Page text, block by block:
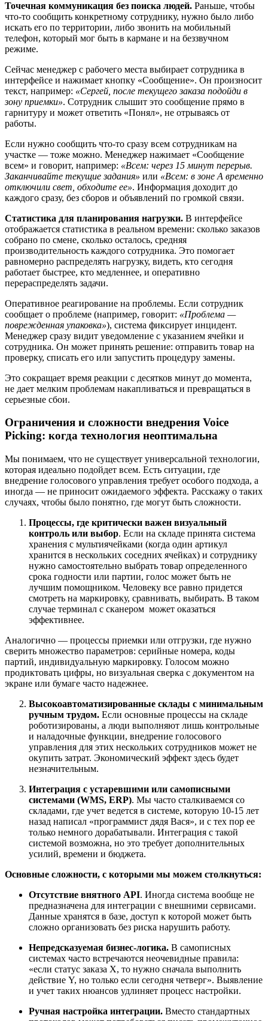
Точечная коммуникация без поиска людей. Раньше, чтобы
что-то сообщить конкретному сотруднику, нужно было либо
искать его по территории, либо звонить на мобильный
телефон, который мог быть в кармане и на беззвучном
режиме.
Сейчас менеджер с рабочего места выбирает сотрудника в
интерфейсе и нажимает кнопку «Сообщение». Он произносит
текст, например: «Сергей, после текущего заказа подойди в
зону приемки». Сотрудник слышит это сообщение прямо в
гарнитуру и может ответить «Понял», не отрываясь от
работы.
Если нужно сообщить что-то сразу всем сотрудникам на
участке — тоже можно. Менеджер нажимает «Сообщение
всем» и говорит, например: «Всем: через 15 минут перерыв.
Заканчивайте текущие задания» или «Всем: в зоне А временно
отключили свет, обходите ее». Информация доходит до
каждого сразу, без сборов и объявлений по громкой связи.
Статистика для планирования нагрузки. В интерфейсе
отображается статистика в реальном времени: сколько заказов
собрано по смене, сколько осталось, средняя
производительность каждого сотрудника. Это помогает
равномерно распределять нагрузку, видеть, кто сегодня
работает быстрее, кто медленнее, и оперативно
перераспределять задачи.
Оперативное реагирование на проблемы. Если сотрудник
сообщает о проблеме (например, говорит: «Проблема —
поврежденная упаковка»), система фиксирует инцидент.
Менеджер сразу видит уведомление с указанием ячейки и
сотрудника. Он может принять решение: отправить товар на
проверку, списать его или запустить процедуру замены.
Это сокращает время реакции с десятков минут до момента,
не дает мелким проблемам накапливаться и превращаться в
серьезные сбои.
Ограничения и сложности внедрения Voice
Picking: когда технология неоптимальна
Мы понимаем, что не существует универсальной технологии,
которая идеально подойдет всем. Есть ситуации, где
внедрение голосового управления требует особого подхода, а
иногда — не приносит ожидаемого эффекта. Расскажу о таких
случаях, чтобы было понятно, где могут быть сложности.
Процессы, где критически важен визуальный
контроль или выбор. Если на складе принята система
хранения с мультиячейками (когда один артикул
хранится в нескольких соседних ячейках) и сотруднику
нужно самостоятельно выбрать товар определенного
срока годности или партии, голос может быть не
лучшим помощником. Человеку все равно придется
смотреть на маркировку, сравнивать, выбирать. В таком
случае терминал с сканером может оказаться
эффективнее.
Аналогично — процессы приемки или отгрузки, где нужно
сверить множество параметров: серийные номера, коды
партий, индивидуальную маркировку. Голосом можно
продиктовать цифры, но визуальная сверка с документом на
экране или бумаге часто надежнее.
Высокоавтоматизированные склады с минимальным
ручным трудом. Если основные процессы на складе
роботизированы, а люди выполняют лишь контрольные
и наладочные функции, внедрение голосового
управления для этих нескольких сотрудников может не
окупить затрат. Экономический эффект здесь будет
незначительным.
Интеграция с устаревшими или самописными
системами (WMS, ERP). Мы часто сталкиваемся со
складами, где учет ведется в системе, которую 10-15 лет
назад написал «программист дядя Вася», и с тех пор ее
только немного дорабатывали. Интеграция с такой
системой возможна, но это требует дополнительных
усилий, времени и бюджета.
Основные сложности, с которыми мы можем столкнуться:
Отсутствие внятного API. Иногда система вообще не
предназначена для интеграции с внешними сервисами.
Данные хранятся в базе, доступ к которой может быть
сложно организовать без риска нарушить работу.
Непредсказуемая бизнес-логика. В самописных
системах часто встречаются неочевидные правила:
«если статус заказа Х, то нужно сначала выполнить
действие Y, но только если сегодня четверг». Выявление
и учет таких нюансов удлиняет процесс настройки.
Ручная настройка интеграции. Вместо стандартных